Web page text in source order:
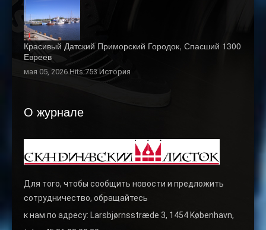
Красивый Датский Приморский Городок, Спасший 1300
Евреев
мая 05, 2026 Hits:753 История
О журнале
Для того, чтобы сообщить новости и предложить
сотрудничество, обращайтесь
к нам по адресу: Larsbjørnsstræde 3, 1454 København,